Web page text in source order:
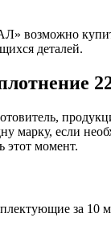
деталей.
если
момент.
за 10